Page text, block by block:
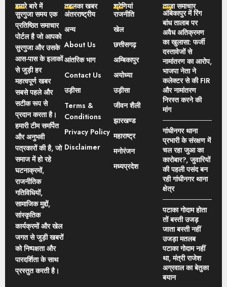
हमारे बारे में
सुरगुजा समय एक
प्रतिष्ठित समाचार
पोर्टल है जो आपको
सुरगुजा और उसके
आस-पास के इलाकों
से जुड़ी हर
महत्वपूर्ण खबर
सबसे पहले और
सटीक रूप से
प्रदान करता है।
हमारी टीम समर्पित
और अनुभवी
पत्रकारों की है, जो
समाज में हो रहे
घटनाक्रमों,
राजनीतिक
गतिविधियों,
सामाजिक मुद्दों,
सांस्कृतिक
कार्यक्रमों और खेल
जगत से जुड़ी खबरों
को निष्पक्षता और
पारदर्शिता के साथ
प्रस्तुत करती है।
तहलका खबर
अंतरराष्ट्रीय
अन्य
About Us
आंतरिक भाग
Contact Us
उड़ीसा
Terms &
Conditions
Privacy Policy
Disclaimer
श्रेणियां
राजनीति
खेल
छत्तीसगढ़
अम्बिकापुर
अयोध्या
उड़ीसा
जीवन शैली
झारखण्ड
महाराष्ट्र
मनोरंजन
मध्यप्रदेश
ताज़ा समाचार
अंबिकापुर में रिंग
बांध तालाब पर
अवैध अतिक्रमण
का खुलासा: फर्जी
दस्तावेजों से
नामांतरण का आरोप,
भाजपा नेता ने
कलेक्टर से की FIR
और नामांतरण
निरस्त करने की
मांग
गांधीनगर थाना
प्रभारी के संरक्षण में
चल रहा जुआ का
कारोबार?, जुवारियों
की पहली पसंद बन
रही गांधीनगर थाना
क्षेत्र
पटाका गोदाम होता
तों बस्ती उजड़
जाता बस्ती नहीं
उजड़ा मतलब
पटाका गोदाम नहीं
था, मंत्री राजेश
अग्रवाल का बेतुका
बयान